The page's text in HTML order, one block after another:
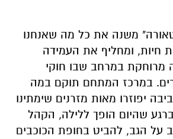
משנה את כל מה שאנחנו
חיות, ומחליף את העמידה
מרוחקת במרחב שבו חוקי
במרכז המתחם תוקם במה
וסביבה יפוזרו מאות מזרנים שימתינו
שהיום הופך ללילה, הקהל
על הגב, להביט בחופת הכוכבים